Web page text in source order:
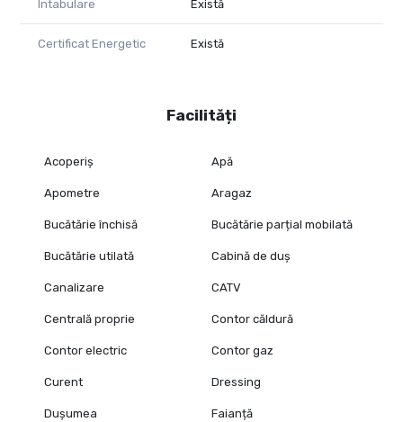
Intabulare Există
Certificat Energetic Există
Facilități
Acoperiș Apă
Apometre Aragaz
Bucătărie închisă Bucătărie parțial mobilată
Bucătărie utilată Cabină de duș
Canalizare CATV
Centrală proprie Contor căldură
Contor electric Contor gaz
Curent Dressing
Dușumea Faianță